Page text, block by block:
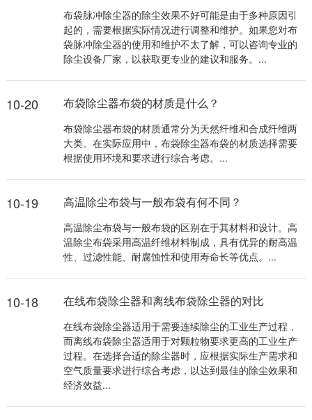
布袋脉冲除尘器的除尘效果不好可能是由于多种原因引
起的，需要根据实际情况进行调整和维护。如果您对布
袋脉冲除尘器的使用和维护不太了解，可以咨询专业的
除尘设备厂家，以获取更专业的建议和服务。...
10-20 布袋除尘器布袋的材质是什么？
布袋除尘器布袋的材质通常分为天然纤维和合成纤维两
大类。在实际应用中，布袋除尘器布袋的材质选择需要
根据使用环境和要求进行综合考虑。...
10-19 高温除尘布袋与一般布袋有何不同？
高温除尘布袋与一般布袋的区别在于其材料和设计。高
温除尘布袋采用高温纤维材料制成，具有优异的耐高温
性、过滤性能、耐腐蚀性和使用寿命长等优点。...
10-18 在线布袋除尘器和离线布袋除尘器的对比
在线布袋除尘器适用于需要连续除尘的工业生产过程，
而离线布袋除尘器适用于对颗粒物要求更高的工业生产
过程。在选择合适的除尘器时，应根据实际生产需求和
空气质量要求进行综合考虑，以达到最佳的除尘效果和
经济效益...